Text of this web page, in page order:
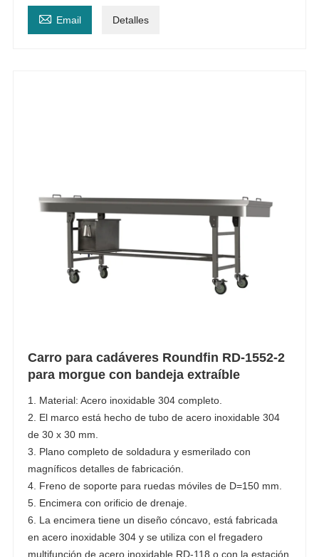
 Email Detalles
Carro para cadáveres Roundfin RD-1552-2
para morgue con bandeja extraíble
1. Material: Acero inoxidable 304 completo.
2. El marco está hecho de tubo de acero inoxidable 304
de 30 x 30 mm.
3. Plano completo de soldadura y esmerilado con
magníficos detalles de fabricación.
4. Freno de soporte para ruedas móviles de D=150 mm.
5. Encimera con orificio de drenaje.
6. La encimera tiene un diseño cóncavo, está fabricada
en acero inoxidable 304 y se utiliza con el fregadero
multifunción de acero inoxidable RD-118 o con la estación